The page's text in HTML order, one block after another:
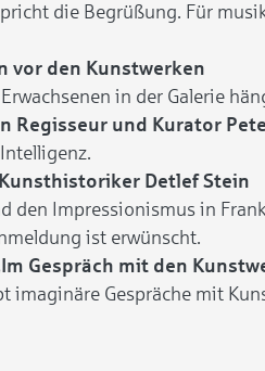
die Begrüßung. Für
vor den Kunstwerken
in der Galerie
Regisseur und Kurator
Detlef Stein
den Impressionismus in
ist erwünscht.
Gespräch mit den
imaginäre Gespräche mit